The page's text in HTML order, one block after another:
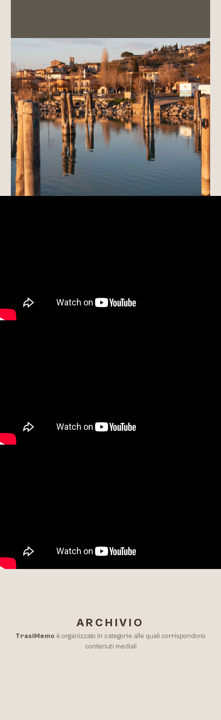
ARCHIVIO
TrasiMemo è organizzato in categorie alle quali corrispondono
contenuti mediali